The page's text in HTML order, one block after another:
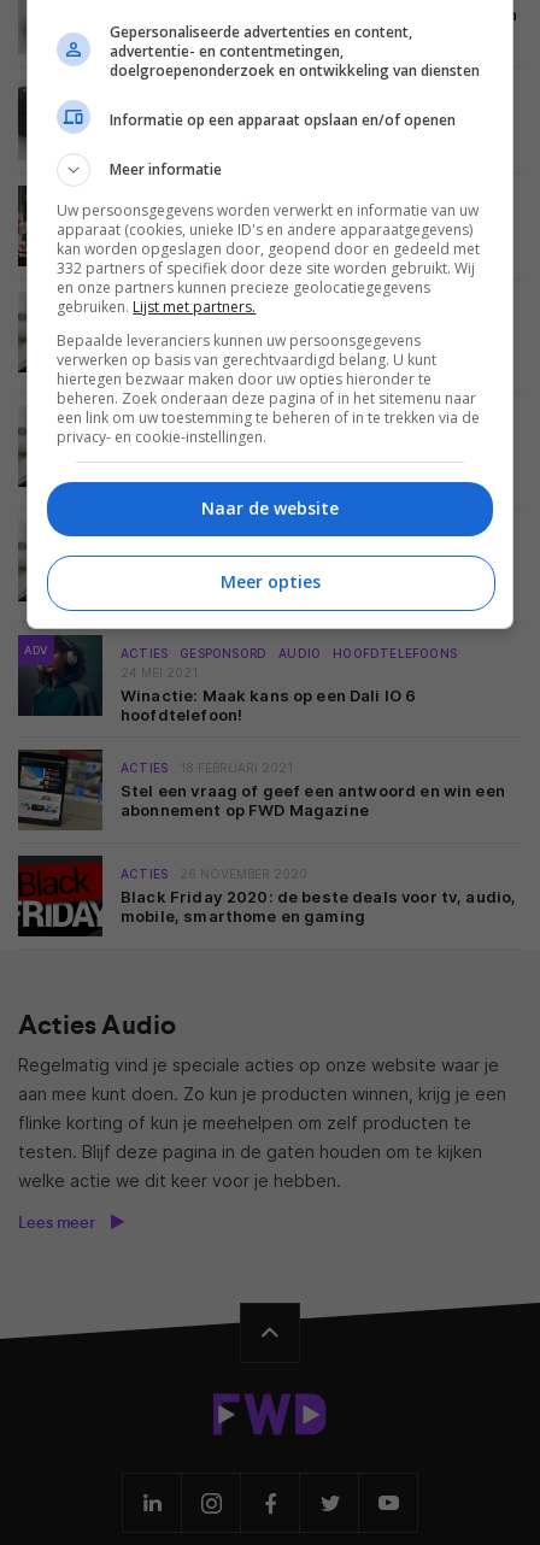
Thuistest ArtSound Brainwave03: Viktor Carrein
Testpanel: wil jij de Artsound Brainwave 03 en
19 NOVEMBER 2021
Black Friday 2021: de beste deals voor tv, audio,
mobile, smarthome en gaming
ACTIES AUDIO GEBRUIKERSREVIEW
Thuistest JBL Live Pro+ TWS: Max Heinzmann
(gebruiker 3)
ACTIES AUDIO GEBRUIKERSREVIEW
HOOFDTELEFOONS
29 MEI 2021
Thuistest JBL Live Pro+ TWS: Jeffrey Hooijer
(gebruiker 2)
ACTIES AUDIO GEBRUIKERSREVIEW
HOOFDTELEFOONS
29 MEI 2021
Thuistest JBL Live Pro+ TWS: Sarah Hooijer
ADV ACTIES GESPONSORD AUDIO
HOOFDTELEFOONS
24 MEI 2021
Winactie: Maak kans op een Dali IO 6
hoofdtelefoon!
ACTIES 18 FEBRUARI 2021
Stel een vraag of geef een antwoord en win een
abonnement op FWD Magazine
ACTIES 26 NOVEMBER 2020
Black Friday 2020: de beste deals voor tv, audio,
mobile, smarthome en gaming
Acties Audio
Regelmatig vind je speciale acties op onze website waar je
aan mee kunt doen. Zo kun je producten winnen, krijg je een
flinke korting of kun je meehelpen om zelf producten te
testen. Blijf deze pagina in de gaten houden om te kijken
welke actie we dit keer voor je hebben.
Lees meer
Gepersonaliseerde advertenties en content,
advertentie- en contentmetingen,
doelgroepenonderzoek en ontwikkeling van diensten
Informatie op een apparaat opslaan en/of openen
Meer informatie
Uw persoonsgegevens worden verwerkt en informatie van uw
apparaat (cookies, unieke ID's en andere apparaatgegevens)
kan worden opgeslagen door, geopend door en gedeeld met
332 partners of specifiek door deze site worden gebruikt. Wij
en onze partners kunnen precieze geolocatiegegevens
gebruiken. Lijst met partners.
Bepaalde leveranciers kunnen uw persoonsgegevens
verwerken op basis van gerechtvaardigd belang. U kunt
hiertegen bezwaar maken door uw opties hieronder te
beheren. Zoek onderaan deze pagina of in het sitemenu naar
een link om uw toestemming te beheren of in te trekken via de
privacy- en cookie-instellingen.
Naar de website
Meer opties